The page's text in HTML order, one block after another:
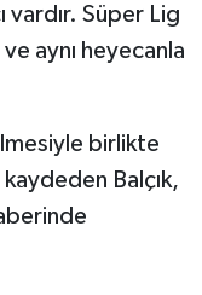
vardır. Süper Lig
aynı heyecanla
birlikte
kaydeden Balçık,